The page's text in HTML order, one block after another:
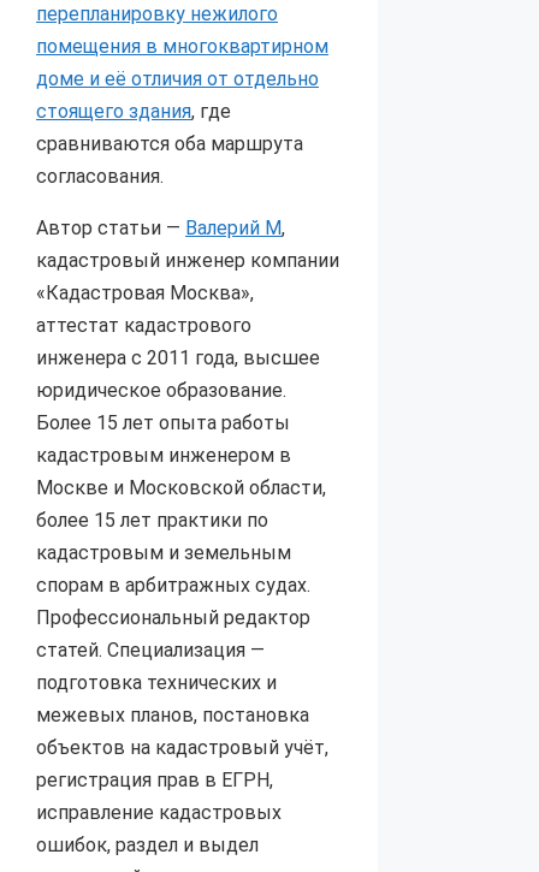
перепланировку нежилого
помещения в многоквартирном
доме и её отличия от отдельно
стоящего здания, где
сравниваются оба маршрута
согласования.
Автор статьи — Валерий М,
кадастровый инженер компании
«Кадастровая Москва»,
аттестат кадастрового
инженера с 2011 года, высшее
юридическое образование.
Более 15 лет опыта работы
кадастровым инженером в
Москве и Московской области,
более 15 лет практики по
кадастровым и земельным
спорам в арбитражных судах.
Профессиональный редактор
статей. Специализация —
подготовка технических и
межевых планов, постановка
объектов на кадастровый учёт,
регистрация прав в ЕГРН,
исправление кадастровых
ошибок, раздел и выдел